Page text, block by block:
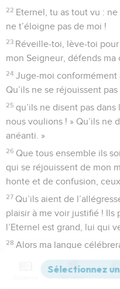
22 Eternel, tu as tout vu :
ne t’éloigne pas de moi !
23 Réveille-toi, lève-toi
mon Seigneur, défends ma
24 Juge-moi conformément
Qu’ils ne se réjouissent pas
25 qu’ils ne disent pas
nous voulions ! » Qu’ils ne
anéanti. »
26 Que tous ensemble ils
qui se réjouissent de mon
honte et de confusion,
27 Qu’ils aient de
plaisir à me voir justifié ! Ils
l’Eternel est grand, lui qui
28 Alors ma langue
Versions